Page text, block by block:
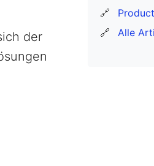
der
🔗
🔗
Alle